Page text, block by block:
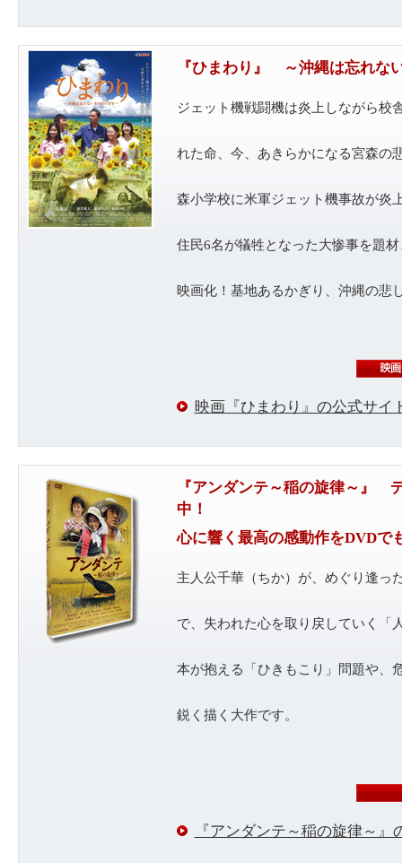
『ひまわり』 ～沖縄は忘れな
ジェット機戦闘機は炎上しながら校
れた命、今、あきらかになる宮森の
森小学校に米軍ジェット機事故が炎
住民6名が犠牲となった大惨事を題
映画化！基地あるかぎり、沖縄の悲
映画『ひまわり』の公式サイ
『アンダンテ～稲の旋律～』
中！
心に響く最高の感動作をDVDで
主人公千華（ちか）が、めぐり逢っ
で、失われた心を取り戻していく「
本が抱える「ひきもこり」問題や、
鋭く描く大作です。
『アンダンテ～稲の旋律～』